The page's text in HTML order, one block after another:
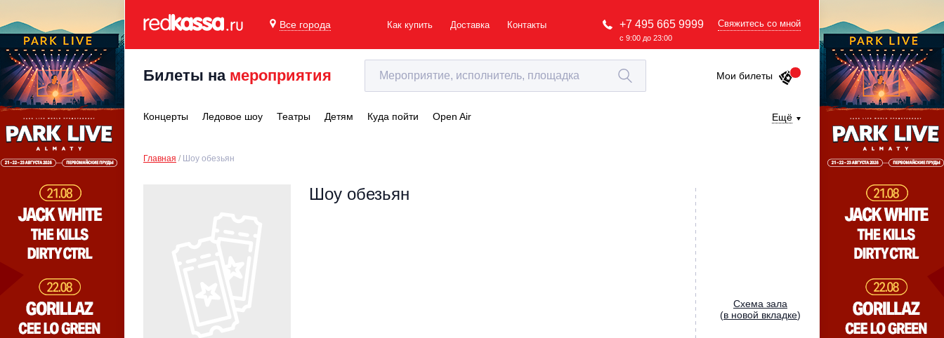
Все города Как купить Доставка Контакты +7 495 665 9999
с 9:00 до 23:00
Свяжитесь со мной
Билеты на мероприятия Мои билеты
Концерты Ледовое шоу Театры Детям Куда пойти Open Air Ещё
Главная Шоу обезьян
Шоу обезьян
Cхема зала
(в новой вкладке)